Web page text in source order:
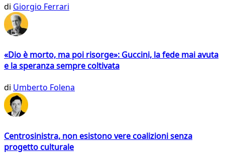
di Giorgio Ferrari
«Dio è morto, ma poi risorge»: Guccini, la fede mai avuta
e la speranza sempre coltivata
di Umberto Folena
Centrosinistra, non esistono vere coalizioni senza
progetto culturale